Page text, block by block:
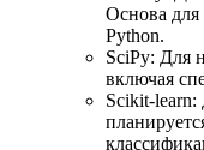
Основа
Python.
SciPy: Для
включая
Scikit-learn: